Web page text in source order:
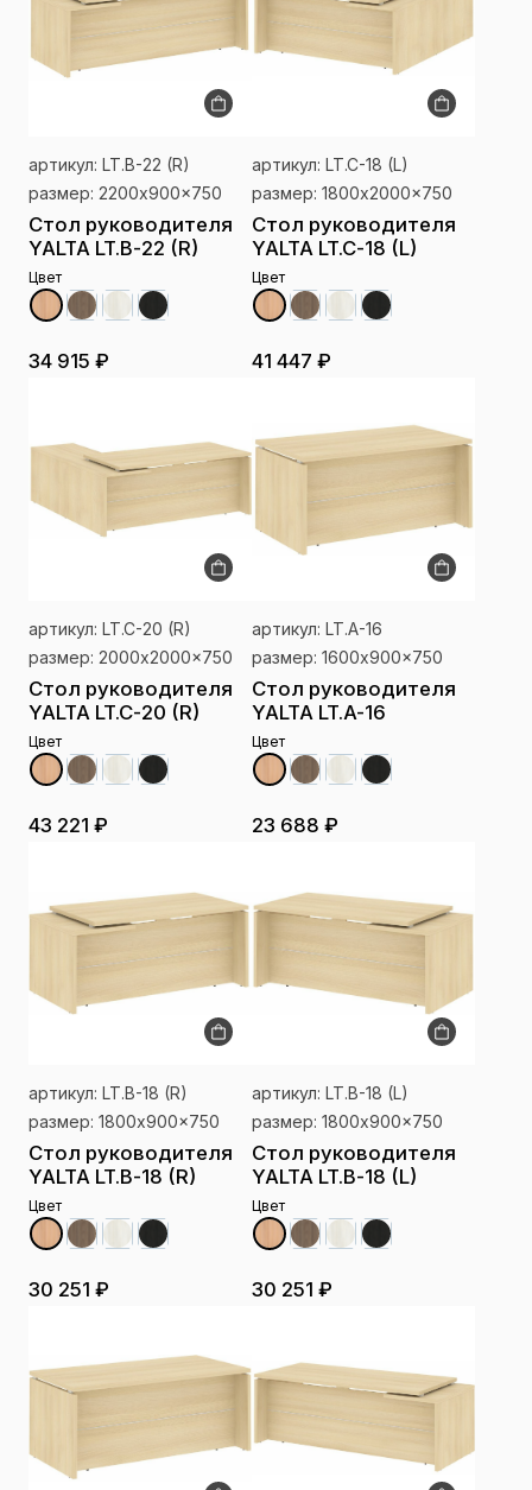
артикул: LT.B-22 (R)
размер: 2200x900x750
Стол руководителя
YALTA LT.B-22 (R)
Цвет
34 915 ₽
артикул: LT.C-18 (L)
размер: 1800x2000x750
Стол руководителя
YALTA LT.C-18 (L)
Цвет
41 447 ₽
артикул: LT.C-20 (R)
размер: 2000x2000x750
Стол руководителя
YALTA LT.C-20 (R)
Цвет
43 221 ₽
артикул: LT.A-16
размер: 1600x900x750
Стол руководителя
YALTA LT.A-16
Цвет
23 688 ₽
артикул: LT.B-18 (R)
размер: 1800x900x750
Стол руководителя
YALTA LT.B-18 (R)
Цвет
30 251 ₽
артикул: LT.B-18 (L)
размер: 1800x900x750
Стол руководителя
YALTA LT.B-18 (L)
Цвет
30 251 ₽